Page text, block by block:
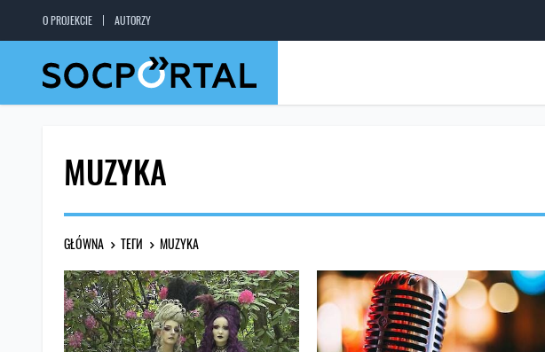
O PROJEKCIE AUTORZY
MUZYKA
GŁÓWNA ТЕГИ MUZYKA